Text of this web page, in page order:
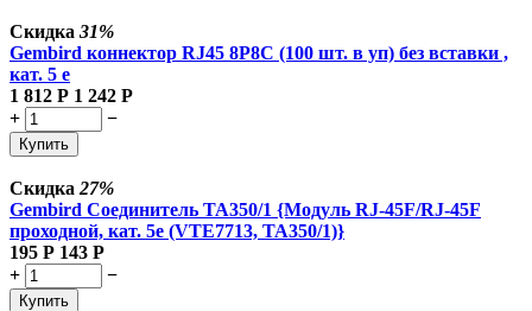
Скидка 31%
Gembird коннектор RJ45 8P8C (100 шт. в уп) без вставки ,
кат. 5 е
1 812 Р 1 242 Р
+
−
Купить
Скидка 27%
Gembird Соединитель TA350/1 {Модуль RJ-45F/RJ-45F
проходной, кат. 5e (VTE7713, TA350/1)}
195 Р 143 Р
+
−
Купить